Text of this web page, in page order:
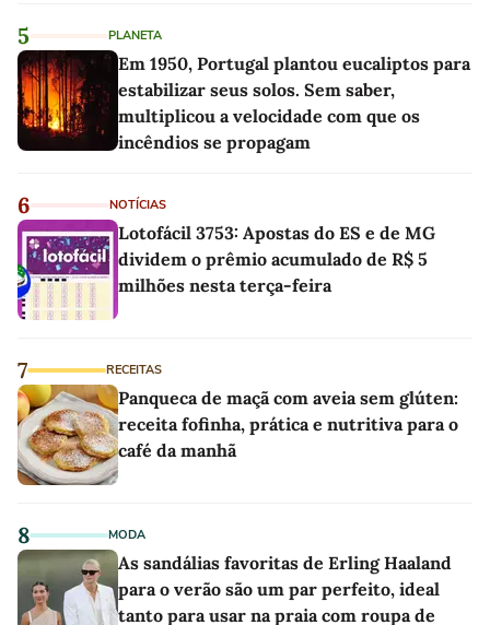
5 PLANETA
Em 1950, Portugal plantou eucaliptos para
estabilizar seus solos. Sem saber,
multiplicou a velocidade com que os
incêndios se propagam
6 NOTÍCIAS
Lotofácil 3753: Apostas do ES e de MG
dividem o prêmio acumulado de R$ 5
milhões nesta terça-feira
7 RECEITAS
Panqueca de maçã com aveia sem glúten:
receita fofinha, prática e nutritiva para o
café da manhã
8 MODA
As sandálias favoritas de Erling Haaland
para o verão são um par perfeito, ideal
tanto para usar na praia com roupa de